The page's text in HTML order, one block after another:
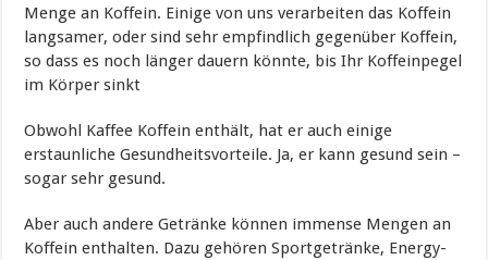
Menge an Koffein. Einige von uns verarbeiten das Koffein
langsamer, oder sind sehr empfindlich gegenüber Koffein,
so dass es noch länger dauern könnte, bis Ihr Koffeinpegel
im Körper sinkt
Obwohl Kaffee Koffein enthält, hat er auch einige
erstaunliche Gesundheitsvorteile. Ja, er kann gesund sein –
sogar sehr gesund.
Aber auch andere Getränke können immense Mengen an
Koffein enthalten. Dazu gehören Sportgetränke, Energy-